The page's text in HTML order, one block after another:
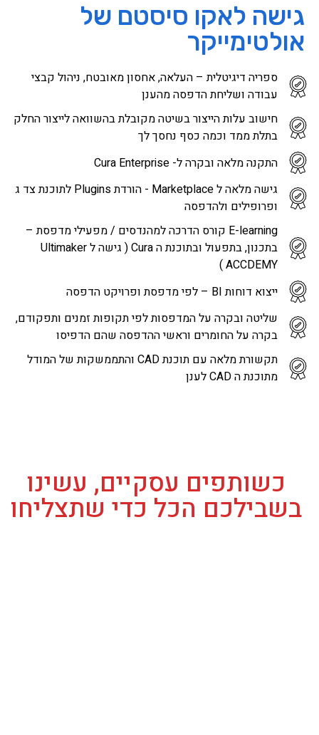
גישה לאקו סיסטם של
אולטימייקר
ספריה דיגיטלית – העלאה, אחסון מאובטח, ניהול קבצי
עבודה ושליחת הדפסה מהענן
חישוב עלות הייצור בשיטה מקובלת בהשוואה לייצור החלק
בתלת ממד וכמה כסף נחסך לך
התקנה מלאה ובקרה ל- Cura Enterprise
גישה מלאה ל Marketplace - הורדת Plugins לתוכנת צד ג
ופרופילים ולהדפסה
E-learning קורס הדרכה למהנדסים / מפעילי מדפסת –
בתכנון, בתפעול ובתוכנת ה Cura ( גישה ל Ultimaker
ACCDEMY )
ייצוא דוחות BI – לפי מדפסת ופרויקט הדפסה
שליטה ובקרה על המדפסות לפי תקופות זמנים ותפקודם,
בקרה על החומרים וראשי ההדפסה שהם הדפיסו
תקשורת מלאה עם תוכנת CAD והתממשקות של המודל
מתוכנת ה CAD לענן
כשותפים עסקיים, עשינו
בשבילכם הכל כדי שתצליחו